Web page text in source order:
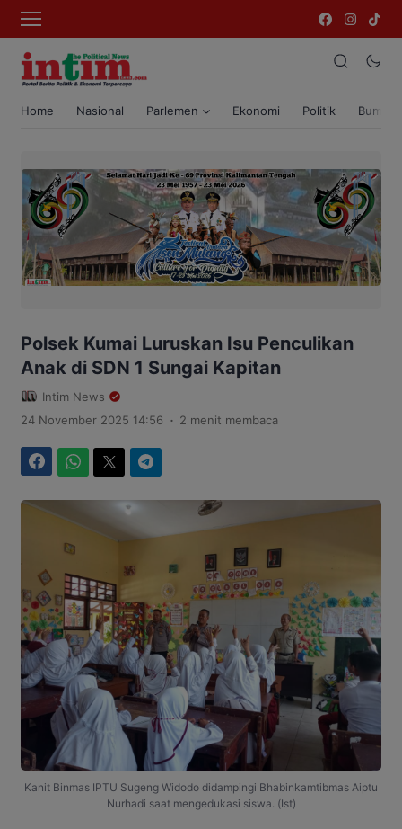
Home Nasional Parlemen Ekonomi Politik Bumi
Polsek Kumai Luruskan Isu Penculikan
Anak di SDN 1 Sungai Kapitan
Intim News
24 November 2025 14:56 . 2 menit membaca
Kanit Binmas IPTU Sugeng Widodo didampingi Bhabinkamtibmas Aiptu
Nurhadi saat mengedukasi siswa. (Ist)